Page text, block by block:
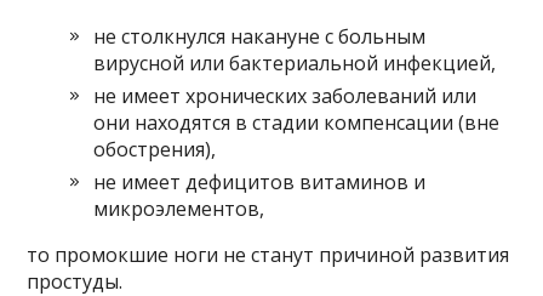
не столкнулся накануне с больным
вирусной или бактериальной инфекцией,
не имеет хронических заболеваний или
они находятся в стадии компенсации (вне
обострения),
не имеет дефицитов витаминов и
микроэлементов,
то промокшие ноги не станут причиной развития
простуды.